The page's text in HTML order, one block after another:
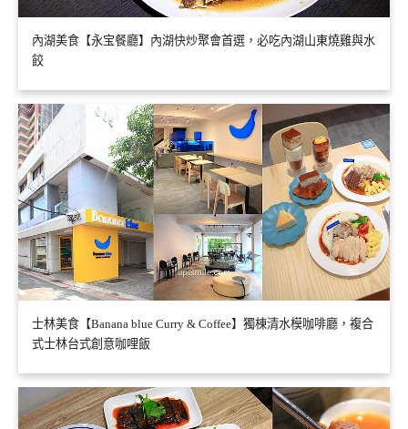
內湖美食【永宝餐廳】內湖快炒聚會首選，必吃內湖山東燒雞與水
餃
士林美食【Banana blue Curry & Coffee】獨棟清水模咖啡廳，複合
式士林台式創意咖哩飯